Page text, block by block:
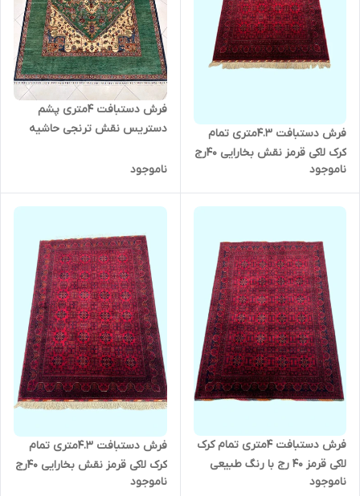
فرش دستبافت 4.3متری تمام
کرک لاکی قرمز نقش بخارایی 40رج
رنگ طبیعی کد 0600128
ناموجود
فرش دستبافت 4متری پشم
دستریس نقش ترنجی حاشیه
ناموجود
فرش دستبافت 4متری تمام کرک
لاکی قرمز 40 رج با رنگ طبیعی
نقش بخارایی کد 0600129
ناموجود
فرش دستبافت 4.3متری تمام
کرک لاکی قرمز نقش بخارایی 40رج
رنگ طبیعی کد 0600131
ناموجود